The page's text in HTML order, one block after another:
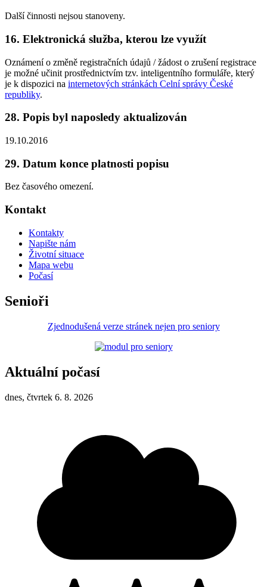
Další činnosti nejsou stanoveny.
16. Elektronická služba, kterou lze využít
Oznámení o změně registračních údajů / žádost o zrušení registrace
je možné učinit prostřednictvím tzv. inteligentního formuláře, který
je k dispozici na internetových stránkách Celní správy České
republiky.
28. Popis byl naposledy aktualizován
19.10.2016
29. Datum konce platnosti popisu
Bez časového omezení.
Kontakt
Kontakty
Napište nám
Životní situace
Mapa webu
Počasí
Senioři
Zjednodušená verze stránek nejen pro seniory
Aktuální počasí
dnes, čtvrtek 6. 8. 2026